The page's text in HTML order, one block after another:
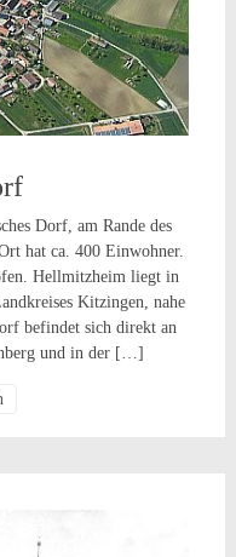
Dorf, am Rande des
hat ca. 400 Einwohner.
Hellmitzheim liegt in
Kitzingen, nahe
befindet sich direkt an
und in der […]